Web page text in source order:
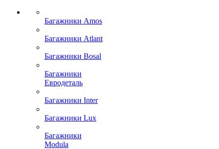
Багажники Amos
Багажники Atlant
Багажники Bosal
Багажники
Евродеталь
Багажники Inter
Багажники Lux
Багажники
Modula